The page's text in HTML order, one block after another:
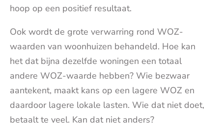
hoop op een positief resultaat.
Ook wordt de grote verwarring rond WOZ-
waarden van woonhuizen behandeld. Hoe kan
het dat bijna dezelfde woningen een totaal
andere WOZ-waarde hebben? Wie bezwaar
aantekent, maakt kans op een lagere WOZ en
daardoor lagere lokale lasten. Wie dat niet doet,
betaalt te veel. Kan dat niet anders?